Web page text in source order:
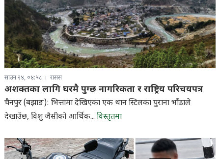
साउन २४, ०४:५८ रासस
अशक्तका लागि घरमै पुग्छ नागरिकता र राष्ट्रिय परिचयपत्र
चैनपुर (बझाङ): भित्तामा देखिएका एक थान स्टिलका पुराना भाँडाले
देखाउँछ, विशु जैसीको आर्थिक... विस्तृतमा